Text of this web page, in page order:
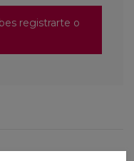
registrarte o